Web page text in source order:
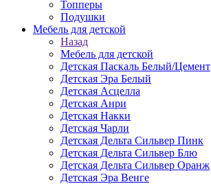
Топперы
Подушки
Мебель для детской
Назад
Мебель для детской
Детская Паскаль Белый/Цемент
Детская Эра Белый
Детская Асцелла
Детская Анри
Детская Накки
Детская Чарли
Детская Дельта Сильвер Пинк
Детская Дельта Сильвер Блю
Детская Дельта Сильвер Оранж
Детская Эра Венге